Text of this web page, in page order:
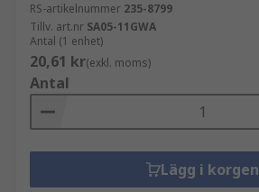
RS-artikelnummer 235-8799
Tillv. art.nr SA05-11GWA
Antal (1 enhet)
20,61 kr(exkl. moms)
Antal
Lägg i korgen